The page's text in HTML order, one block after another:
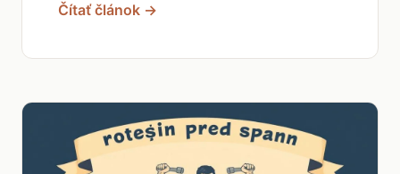
Čítať článok →